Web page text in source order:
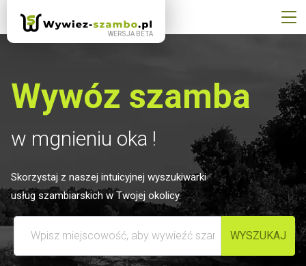
Wywóz szamba
w mgnieniu oka !
Skorzystaj z naszej intuicyjnej wyszukiwarki
usług szambiarskich w Twojej okolicy.
Wpisz miejscowość, aby wywieźć szambo
WYSZUKAJ